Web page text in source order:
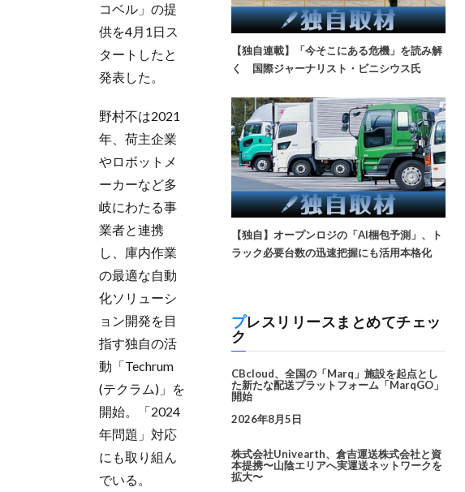
コベル」の提
供を4月1日ス
タートしたと
発表した。
野村不は2021
年、荷主企業
やロボットメ
ーカーなど多
岐にわたる事
業者と連携
し、庫内作業
の最適な自動
化ソリューシ
ョン開発を目
指す独自の活
動「Techrum
(テクラム)」を
開始。「2024
年問題」対応
にも取り組ん
でいる。
【独自連載】「今そこにある危機」を読み解
く 国際ジャーナリスト・ビニシウス氏
【独自】オープンロジの「AI梱包予測」、ト
ラック必要台数の迅速把握にも活用本格化
プレスリリースまとめてチェッ
ク
CBcloud、全国の「Marq」施設を起点とし
た新たな配送プラットフォーム「MarqGO」
開始
2026年8月5日
株式会社Univearth、倉吉運送株式会社と資
本提携〜山陰エリアへ実運送ネットワークを
拡大〜